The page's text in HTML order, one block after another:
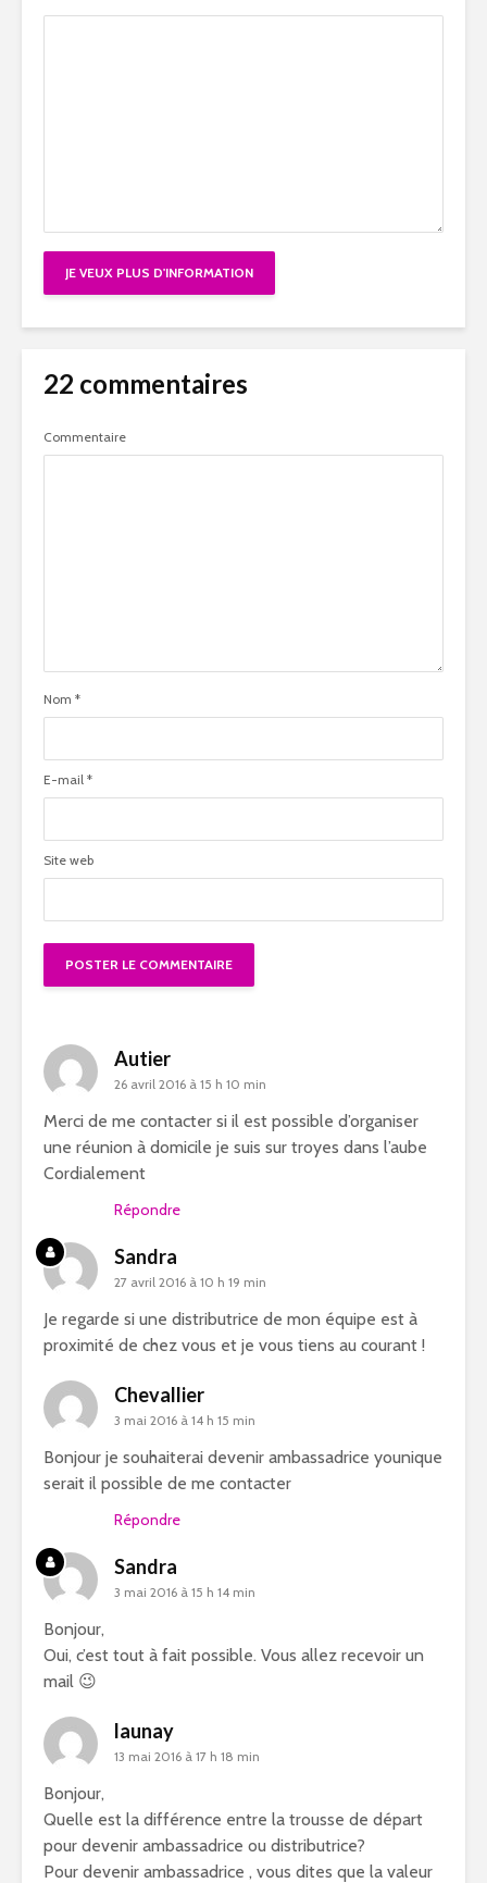
22 commentaires
Commentaire
Nom *
E-mail *
Site web
Autier
26 avril 2016 à 15 h 10 min
Merci de me contacter si il est possible d’organiser
une réunion à domicile je suis sur troyes dans l’aube
Cordialement
Répondre
Sandra
27 avril 2016 à 10 h 19 min
Je regarde si une distributrice de mon équipe est à
proximité de chez vous et je vous tiens au courant !
Chevallier
3 mai 2016 à 14 h 15 min
Bonjour je souhaiterai devenir ambassadrice younique
serait il possible de me contacter
Répondre
Sandra
3 mai 2016 à 15 h 14 min
Bonjour,
Oui, c’est tout à fait possible. Vous allez recevoir un
mail 😉
launay
13 mai 2016 à 17 h 18 min
Bonjour,
Quelle est la différence entre la trousse de départ
pour devenir ambassadrice ou distributrice?
Pour devenir ambassadrice , vous dites que la valeur